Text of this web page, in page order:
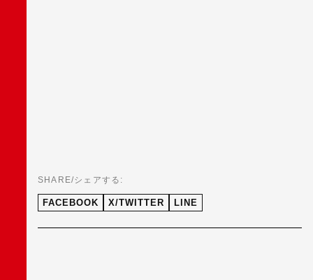
SHARE/シェアする:
FACEBOOK X/TWITTER LINE